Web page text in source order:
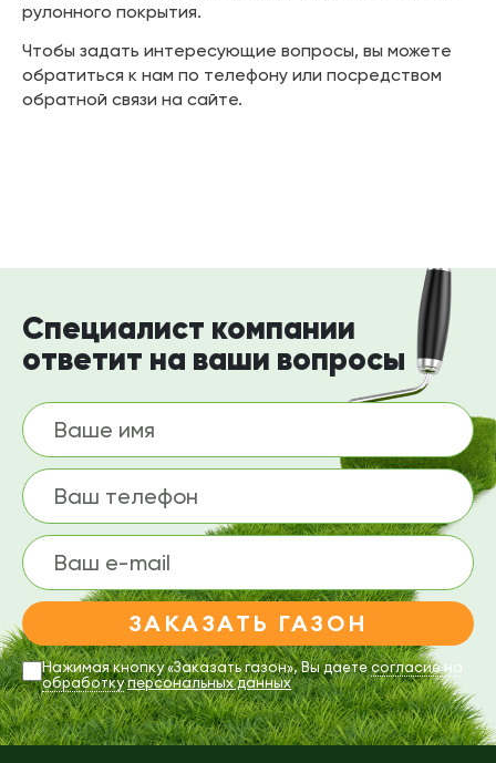
рулонного покрытия.
Чтобы задать интересующие вопросы, вы можете
обратиться к нам по телефону или посредством
обратной связи на сайте.
Специалист компании
ответит на ваши вопросы
Ваше имя
Ваш телефон
Ваш e-mail
Нажимая кнопку «Заказать газон», Вы даетесогласие на
обработкуперсональных данных